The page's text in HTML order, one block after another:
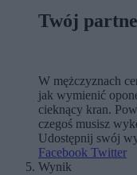
Twój
W mężczyznach
jak wymienić
cieknący kran.
czegoś musisz
Udostępnij swój
Facebook Twitter
Wynik